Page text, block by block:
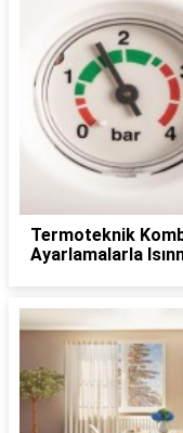
Termoteknik
Ayarlamalarla